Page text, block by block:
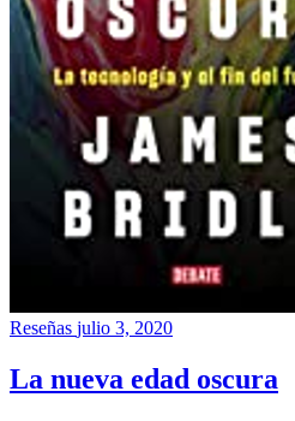
Reseñas julio 3, 2020
La nueva edad oscura